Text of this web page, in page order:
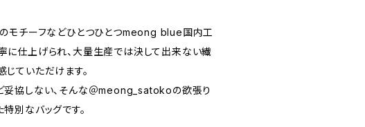
のモチーフなどひとつひとつmeong blue国内工
に仕上げられ、大量生産では決して出来ない繊
ていただけます。
妥協しない、そんな＠meong_satokoの欲張り
別なバッグです。